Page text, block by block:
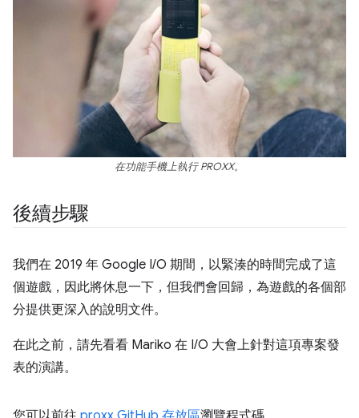
在功能手機上執行 PROXX。
後續步驟
我們在 2019 年 Google I/O 期間，以緊湊的時間完成了這
個遊戲，因此將休息一下，但我們會回歸，為遊戲的各個部
分提供更深入的說明文件。
在此之前，請先看看 Mariko 在 I/O 大會上針對這項專案發
表的演講。